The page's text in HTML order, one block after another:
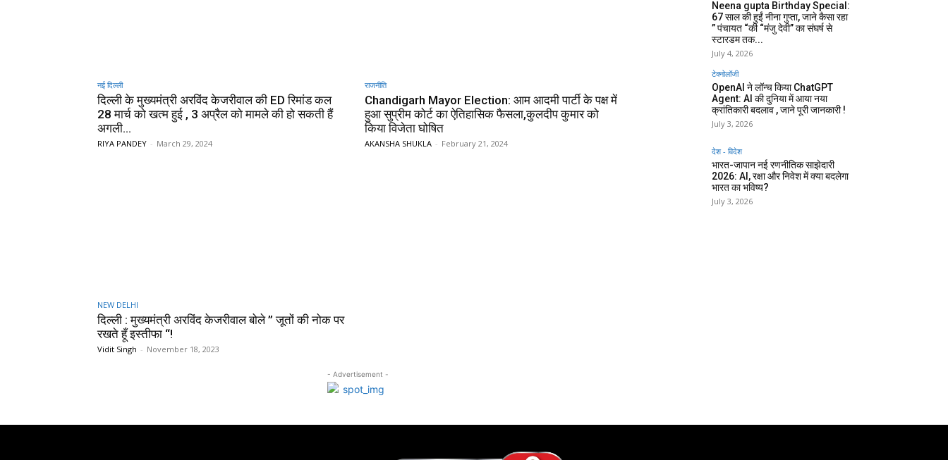
नई दिल्ली
दिल्ली के मुख्यमंत्री अरविंद केजरीवाल की ED रिमांड कल
28 मार्च को खत्म हुई , 3 अप्रैल को मामले की हो सकती हैं
अगली...
RIYA PANDEY - March 29, 2024
राजनीति
Chandigarh Mayor Election: आम आदमी पार्टी के पक्ष में
हुआ सुप्रीम कोर्ट का ऐतिहासिक फैसला,कुलदीप कुमार को
किया विजेता घोषित
AKANSHA SHUKLA - February 21, 2024
NEW DELHI
दिल्ली : मुख्यमंत्री अरविंद केजरीवाल बोले ” जूतों की नोक पर
रखते हूँ इस्तीफा “!
Vidit Singh - November 18, 2023
- Advertisement -
Neena gupta Birthday Special:
67 साल की हुईं नीना गुप्ता, जाने कैसा रहा
” पंचायत “की “मंजु देवी” का संघर्ष से
स्टारडम तक...
July 4, 2026
टेक्नोलॉजी
OpenAI ने लॉन्च किया ChatGPT
Agent: AI की दुनिया में आया नया
क्रांतिकारी बदलाव , जाने पूरी जानकारी !
July 3, 2026
देश - विदेश
भारत-जापान नई रणनीतिक साझेदारी
2026: AI, रक्षा और निवेश में क्या बदलेगा
भारत का भविष्य?
July 3, 2026